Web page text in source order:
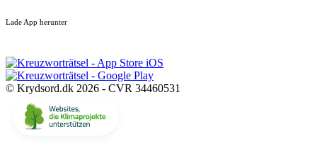
Lade App herunter
© Krydsord.dk 2026 - CVR 34460531